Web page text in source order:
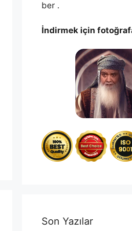
ber .
İndirmek için
Son Yazılar